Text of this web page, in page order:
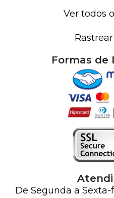
Ver todos
Formas de
De Segunda a